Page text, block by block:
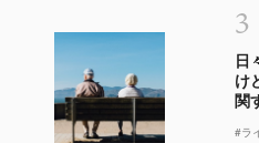
3
日
け
関
#ラ